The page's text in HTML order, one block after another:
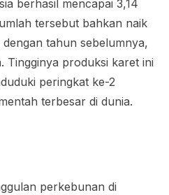
berhasil mencapai 3,14
tersebut bahkan naik
tahun sebelumnya,
Tingginya produksi karet ini
peringkat ke-2
terbesar di dunia.
perkebunan di